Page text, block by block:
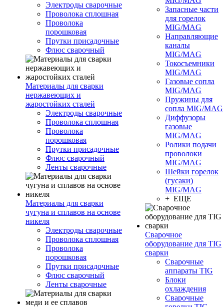
Электроды сварочные
Проволока сплошная
Проволока
порошковая
Прутки присадочные
Флюс сварочный
Материалы для сварки
нержавеющих и
жаростойких сталей
Электроды сварочные
Проволока сплошная
Проволока
порошковая
Прутки присадочные
Флюс сварочный
Ленты сварочные
Материалы для сварки
чугуна и сплавов на основе
никеля
Электроды сварочные
Проволока сплошная
Проволока
порошковая
Прутки присадочные
Флюс сварочный
Ленты сварочные
Запасные части
для горелок
MIG/MAG
Направляющие
каналы
MIG/MAG
Токосъемники
MIG/MAG
Газовые сопла
MIG/MAG
Пружины для
сопла MIG/MAG
Диффузоры
газовые
MIG/MAG
Ролики подачи
проволоки
MIG/MAG
Шейки горелок
(гусаки)
MIG/MAG
+ ЕЩЕ
Сварочное
оборудование для TIG
сварки
Сварочные
аппараты TIG
Блоки
охлаждения
Сварочные